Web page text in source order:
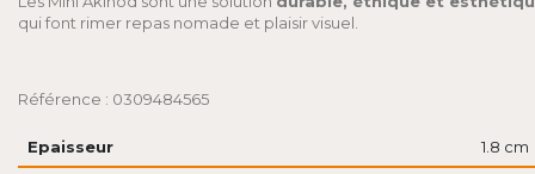
qui font rimer repas nomade et plaisir visuel.
Référence : 0309484565
Epaisseur 1.8 cm